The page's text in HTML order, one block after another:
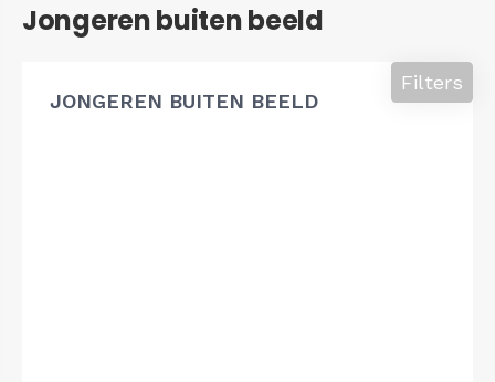
Jongeren buiten beeld
JONGEREN BUITEN BEELD
Filters